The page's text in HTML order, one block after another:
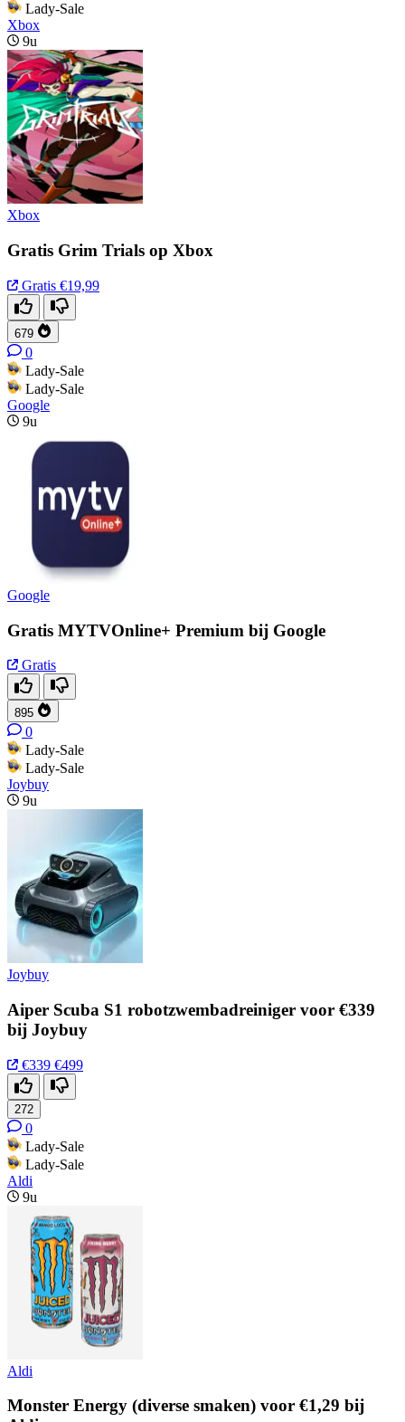
Lady-Sale
Xbox
9u
Xbox
Gratis Grim Trials op Xbox
Gratis €19,99
679
0
Lady-Sale
Lady-Sale
Google
9u
Google
Gratis MYTVOnline+ Premium bij Google
Gratis
895
0
Lady-Sale
Lady-Sale
Joybuy
9u
Joybuy
Aiper Scuba S1 robotzwembadreiniger voor €339
bij Joybuy
€339 €499
272
0
Lady-Sale
Lady-Sale
Aldi
9u
Aldi
Monster Energy (diverse smaken) voor €1,29 bij